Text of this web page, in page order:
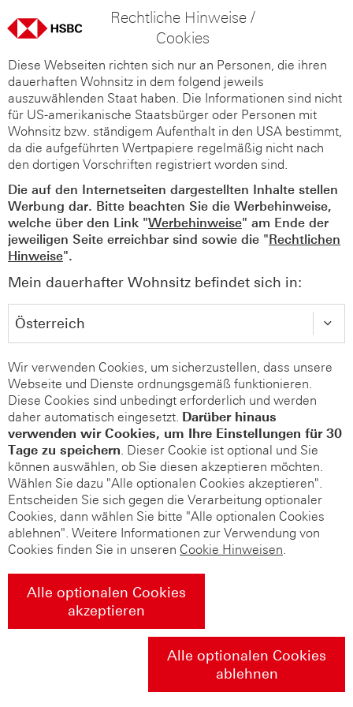
Rechtliche Hinweise /
Cookies
Diese Webseiten richten sich nur an Personen, die ihren
dauerhaften Wohnsitz in dem folgend jeweils
auszuwählenden Staat haben. Die Informationen sind nicht
für US-amerikanische Staatsbürger oder Personen mit
Wohnsitz bzw. ständigem Aufenthalt in den USA bestimmt,
da die aufgeführten Wertpapiere regelmäßig nicht nach
den dortigen Vorschriften registriert worden sind.
Die auf den Internetseiten dargestellten Inhalte stellen
Werbung dar. Bitte beachten Sie die Werbehinweise,
welche über den Link "Werbehinweise" am Ende der
jeweiligen Seite erreichbar sind sowie die "Rechtlichen
Hinweise".
Mein dauerhafter Wohnsitz befindet sich in:
Wir verwenden Cookies, um sicherzustellen, dass unsere
Webseite und Dienste ordnungsgemäß funktionieren.
Diese Cookies sind unbedingt erforderlich und werden
daher automatisch eingesetzt. Darüber hinaus
verwenden wir Cookies, um Ihre Einstellungen für 30
Tage zu speichern. Dieser Cookie ist optional und Sie
können auswählen, ob Sie diesen akzeptieren möchten.
Wählen Sie dazu "Alle optionalen Cookies akzeptieren".
Entscheiden Sie sich gegen die Verarbeitung optionaler
Cookies, dann wählen Sie bitte "Alle optionalen Cookies
ablehnen". Weitere Informationen zur Verwendung von
Cookies finden Sie in unseren Cookie Hinweisen.
Alle optionalen Cookies
akzeptieren
Alle optionalen Cookies
ablehnen